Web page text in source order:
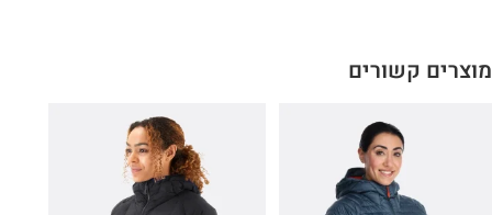
Centre back length (Size 10): 63cm / 24.8inch
מוצרים קשורים